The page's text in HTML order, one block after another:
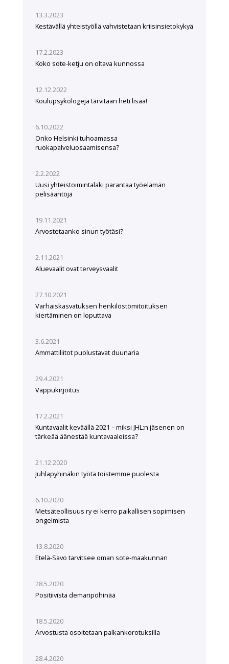
13.3.2023
Kestävällä yhteistyöllä vahvistetaan kriisinsietokykyä
17.2.2023
Koko sote-ketju on oltava kunnossa
12.12.2022
Koulupsykologeja tarvitaan heti lisää!
6.10.2022
Onko Helsinki tuhoamassa
ruokapalveluosaamisensa?
2.2.2022
Uusi yhteistoimintalaki parantaa työelämän
pelisääntöjä
19.11.2021
Arvostetaanko sinun työtäsi?
2.11.2021
Aluevaalit ovat terveysvaalit
27.10.2021
Varhaiskasvatuksen henkilöstömitoituksen
kiertäminen on loputtava
3.6.2021
Ammattiliitot puolustavat duunaria
29.4.2021
Vappukirjoitus
17.2.2021
Kuntavaalit keväällä 2021 – miksi JHL:n jäsenen on
tärkeää äänestää kuntavaaleissa?
21.12.2020
Juhlapyhinäkin työtä toistemme puolesta
6.10.2020
Metsäteollisuus ry ei kerro paikallisen sopimisen
ongelmista
13.8.2020
Etelä-Savo tarvitsee oman sote-maakunnan
28.5.2020
Positiivista demaripöhinää
18.5.2020
Arvostusta osoitetaan palkankorotuksilla
28.4.2020